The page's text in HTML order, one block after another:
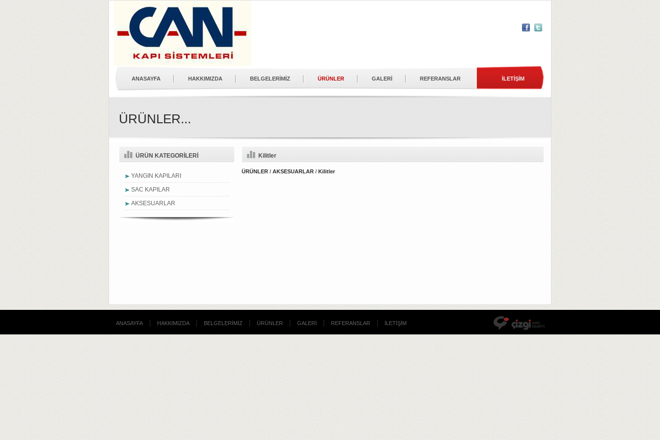
ANASAYFA HAKKIMIZDA BELGELERİMİZ ÜRÜNLER GALERİ REFERANSLAR İLETİŞİM
ÜRÜNLER...
Kilitler
ÜRÜNLER / AKSESUARLAR / Kilitler
ÜRÜN KATEGORİLERİ
YANGIN KAPILARI
SAC KAPILAR
AKSESUARLAR
ANASAYFA HAKKIMIZDA BELGELERİMİZ ÜRÜNLER GALERİ REFERANSLAR İLETİŞİM